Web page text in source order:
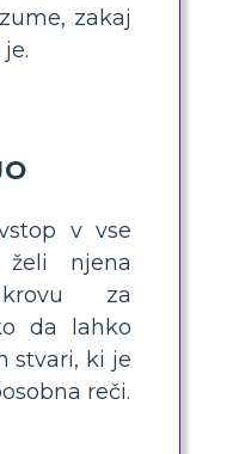
zakaj
v vse
njena
krovu za
da lahko
stvari, ki je
reči.